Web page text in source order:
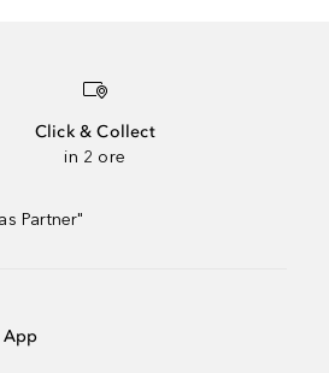
Click & Collect
in 2 ore
Partner"
App